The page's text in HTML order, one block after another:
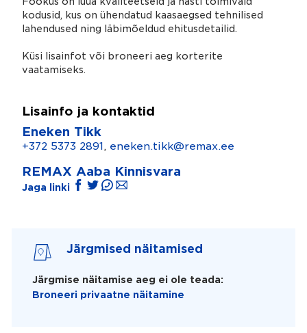
kodusid, kus on ühendatud kaasaegsed tehnilised
lahendused ning läbimõeldud ehitusdetailid.
Küsi lisainfot või broneeri aeg korterite
vaatamiseks.
Lisainfo ja kontaktid
Eneken Tikk
+372 5373 2891, eneken.tikk@remax.ee
REMAX Aaba Kinnisvara
Jaga linki
Järgmised näitamised
Järgmise näitamise aeg ei ole teada:
Broneeri privaatne näitamine